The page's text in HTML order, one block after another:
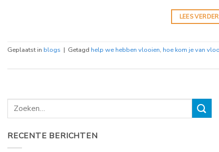
LEES
Geplaatst in blogs | Getagd help we hebben vlooien, hoe kom je van
RECENTE BERICHTEN